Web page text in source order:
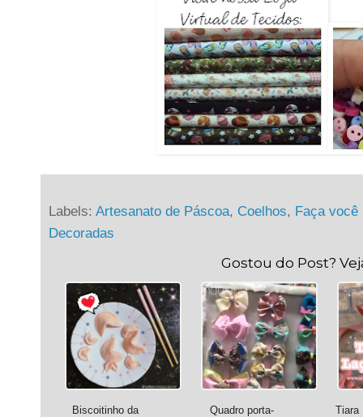
Labels: Artesanato de Páscoa, Coelhos, Faça você
Decoradas
Gostou do Post?
Biscoitinho da
Quadro porta-
Tiara